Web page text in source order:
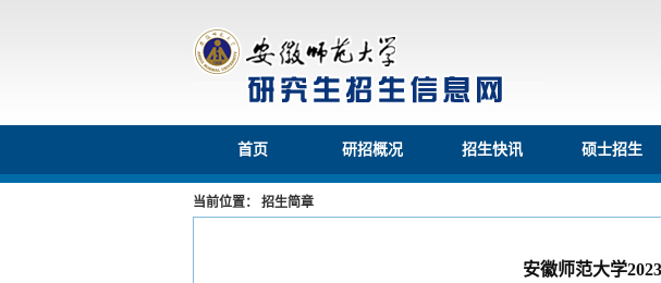
首页 研招概况 招生快讯 硕士招生
当前位置： 招生简章
安徽师范大学